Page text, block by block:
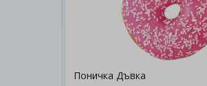
Поничка Дъвка